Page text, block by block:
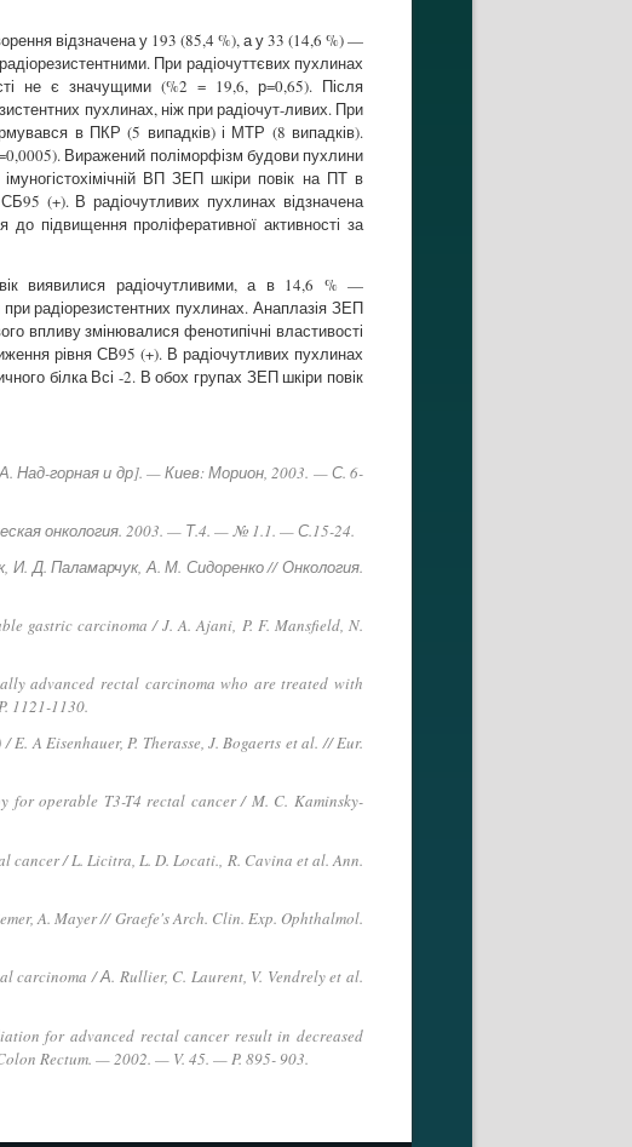
відзначена у 193 (85,4 %), а у 33 (14,6 %) —
При радіочуттєвих пухлинах
не є значущими (%2 = 19,6, р=0,65). Після
пухлинах, ніж при радіочут-ливих. При
в ПКР (5 випадків) і МТР (8 випадків).
Виражений поліморфізм будови пухлини
ВП ЗЕП шкіри повік на ПТ в
СБ95 (+). В радіочутливих пухлинах відзначена
до підвищення проліферативної активності за
виявилися радіочутливими, а в 14,6 % —
при радіорезистентних пухлинах. Анаплазія ЗЕП
впливу змінювалися фенотипічні властивості
рівня СВ95 (+). В радіочутливих пухлинах
білка Всі -2. В обох групах ЗЕП шкіри повік
Над-горная и др]. — Киев: Морион, 2003. — С. 6-
онкология. 2003. — Т.4. — № 1.1. — С.15-24.
И. Д. Паламарчук, А. М. Сидоренко // Онкология.
gastric carcinoma / J. A. Ajani, P. F. Mansfield, N.
advanced rectal carcinoma who are treated with
1121-1130.
A Eisenhauer, P. Therasse, J. Bogaerts et al. // Eur.
operable T3-T4 rectal cancer / M. C. Kaminsky-
/ L. Licitra, L. D. Locati., R. Cavina et al. Ann.
A. Mayer // Graefe's Arch. Clin. Exp. Ophthalmol.
carcinoma / А. Rullier, C. Laurent, V. Vendrely et al.
for advanced rectal cancer result in decreased
Rectum. — 2002. — V. 45. — P. 895- 903.